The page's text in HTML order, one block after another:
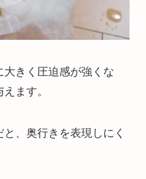
きく圧迫感が強くな
ます。
、奥行きを表現しにく